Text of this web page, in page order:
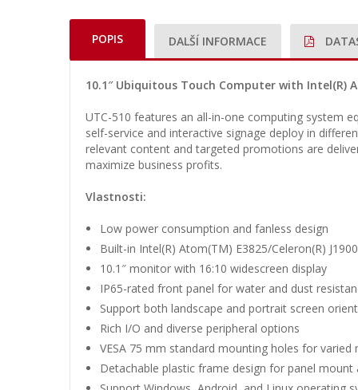
POPIS DALŠÍ INFORMACE
10.1″ Ubiquitous Touch Computer with Intel(R)
UTC-510 features an all-in-one computing system
self-service and interactive signage deploy in
relevant content and targeted promotions are
maximize business profits.
Vlastnosti:
Low power consumption and fanless design
Built-in Intel(R) Atom(TM) E3825/Celeron(R) J1900
10.1″ monitor with 16:10 widescreen display
IP65-rated front panel for water and dust
Support both landscape and portrait screen
Rich I/O and diverse peripheral options
VESA 75 mm standard mounting holes for varied
Detachable plastic frame design for panel mount